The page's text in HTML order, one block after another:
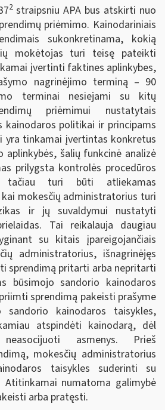
2straipsniu APA bus atskirti nuo
priėmimo. Kainodariniais
sukonkretinama, kokią
mokėtojas turi teisę pateikti
įvertinti faktines aplinkybes,
nagrinėjimo terminą – 90
terminai nesiejami su kitų
priėmimui nustatytais
kainodaros politikai ir principams
yra tinkamai įvertintas konkretus
aplinkybės, šalių funkcinė analizė
prilygsta kontrolės procedūros
tačiau turi būti atliekamas
mokesčių administratorius turi
ir jų suvaldymui nustatyti
Tai reikalauja daugiau
su kitais įpareigojančiais
administratorius, išnagrinėjęs
sprendimą pritarti arba nepritarti
būsimojo sandorio kainodaros
sprendimą pakeisti prašyme
sandorio kainodaros taisykles,
atspindėti kainodarą, dėl
asmenys. Prieš
mokesčių administratorius
taisykles suderinti su
Atitinkamai numatoma galimybė
arba pratęsti.